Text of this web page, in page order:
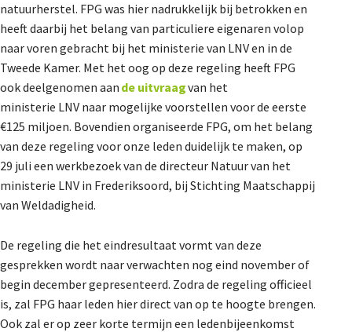
natuurherstel. FPG was hier nadrukkelijk bij betrokken en
heeft daarbij het belang van particuliere eigenaren volop
naar voren gebracht bij het ministerie van LNV en in de
Tweede Kamer. Met het oog op deze regeling heeft FPG
ook deelgenomen aan de uitvraagvan het
ministerie LNV naar mogelijke voorstellen voor de eerste
€125 miljoen. Bovendien organiseerde FPG, om het belang
van deze regeling voor onze leden duidelijk te maken, op
29 juli een werkbezoek van de directeur Natuur van het
ministerie LNV in Frederiksoord, bij Stichting Maatschappij
van Weldadigheid.
De regeling die het eindresultaat vormt van deze
gesprekken wordt naar verwachten nog eind november of
begin december gepresenteerd. Zodra de regeling officieel
is, zal FPG haar leden hier direct van op te hoogte brengen.
Ook zal er op zeer korte termijn een ledenbijeenkomst